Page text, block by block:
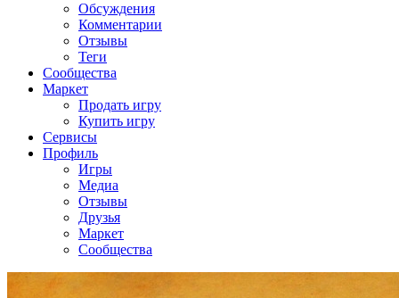
Обсуждения
Комментарии
Отзывы
Теги
Сообщества
Маркет
Продать игру
Купить игру
Сервисы
Профиль
Игры
Медиа
Отзывы
Друзья
Маркет
Сообщества